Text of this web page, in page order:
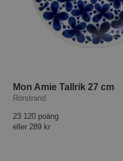
Mon Amie Tallrik 27 cm
Rörstrand
23 120 poäng
eller 289 kr